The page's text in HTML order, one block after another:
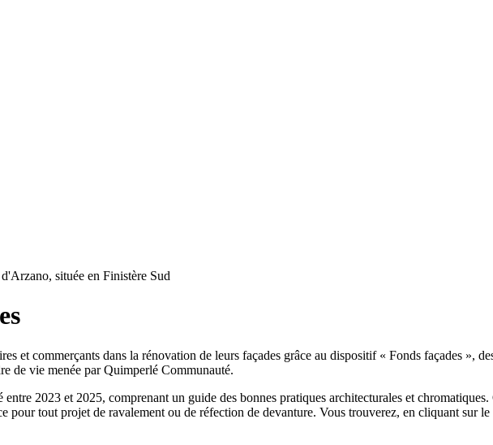
située en Finistère Sud
et commerçants dans la rénovation de leurs façades grâce au dispositif « Fonds façades »,
de vie menée par Quimperlé Communauté.
2023 et 2025, comprenant un guide des bonnes pratiques architecturales et
pour tout projet de ravalement ou de réfection de devanture. Vous trouverez, en cliquant sur le